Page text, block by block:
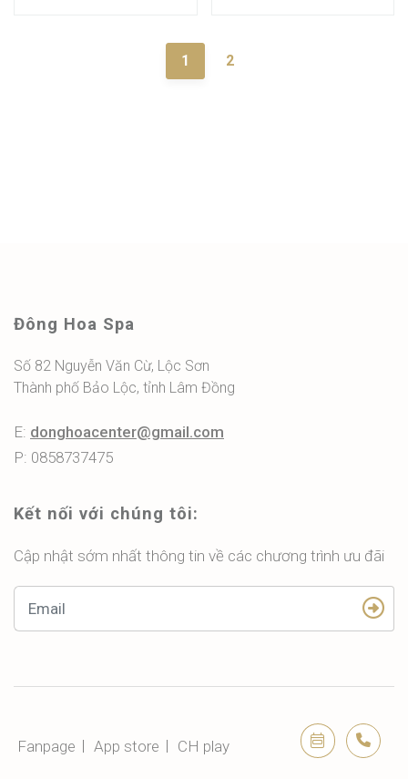
1 2
Đông Hoa Spa
Số 82 Nguyễn Văn Cừ, Lộc Sơn
Thành phố Bảo Lộc, tỉnh Lâm Đồng
E: donghoacenter@gmail.com
P: 0858737475
Kết nối với chúng tôi:
Cập nhật sớm nhất thông tin về các chương trình ưu đãi
Fanpage App store CH play